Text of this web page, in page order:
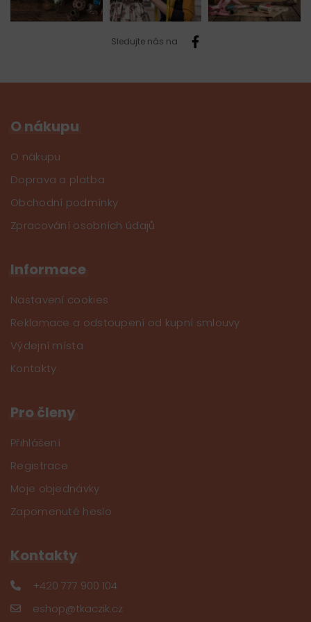
Sledujte nás na
O nákupu
O nákupu
Doprava a platba
Obchodní podmínky
Zpracování osobních údajů
Informace
Nastavení cookies
Reklamace a odstoupení od kupní smlouvy
Výdejní místa
Kontakty
Pro členy
Přihlášení
Registrace
Moje objednávky
Zapomenuté heslo
Kontakty
+420 777 900 104
eshop@tkaczik.cz